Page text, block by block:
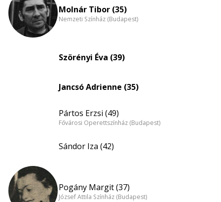
nagyítása
Molnár Tibor (35)
Nemzeti Színház (Budapest)
Szörényi Éva (39)
Jancsó Adrienne (35)
Pártos Erzsi (49)
Fővárosi Operettszínház (Budapest)
Sándor Iza (42)
Pogány Margit (37)
József Attila Színház (Budapest)